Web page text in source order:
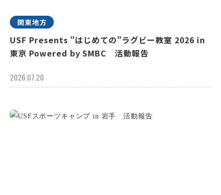
関東地方
USF Presents ”はじめての”ラグビー教室 2026 in
東京 Powered by SMBC 活動報告
2026.07.20